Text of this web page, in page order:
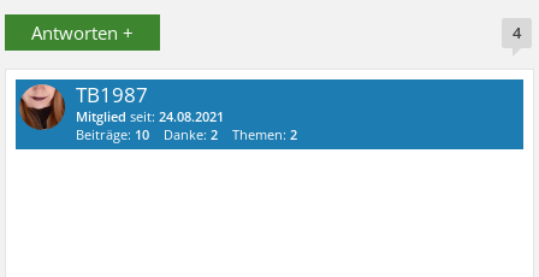
Antworten + 4
TB1987
Mitglied seit:24.08.2021
Beiträge: 10 Danke:2 Themen:2